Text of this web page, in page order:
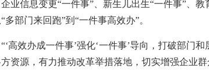
企业信息变更“一件事”、新生儿出生“一件事”、
多部门来回跑”到“一件事高效办”。
“‘高效办成一件事’强化‘一件事’导向，打破部门
资源，有力推动改革举措落地，切实增强企业